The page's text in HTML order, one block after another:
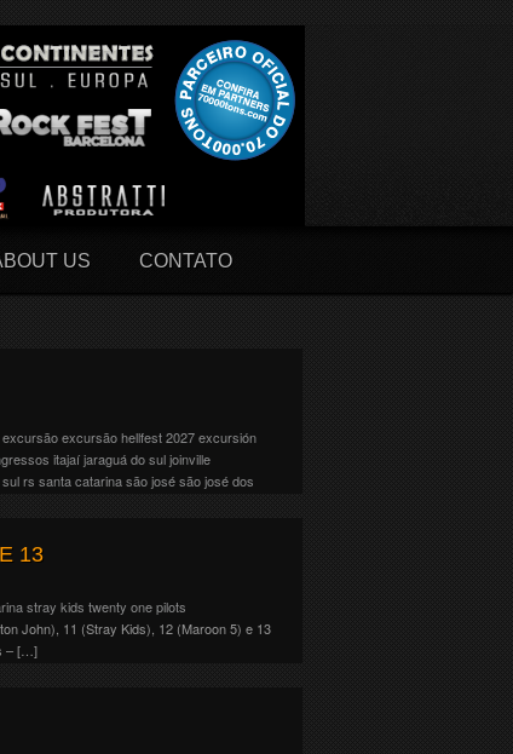
US CONTATO
excursãoexcursão hellfest 2027excursión
itajaíjaraguá do suljoinville
rs santa catarinasão josésão josé dos
13
stray kids twenty one pilots
John), 11 (Stray Kids), 12 (Maroon 5) e 13
– […]